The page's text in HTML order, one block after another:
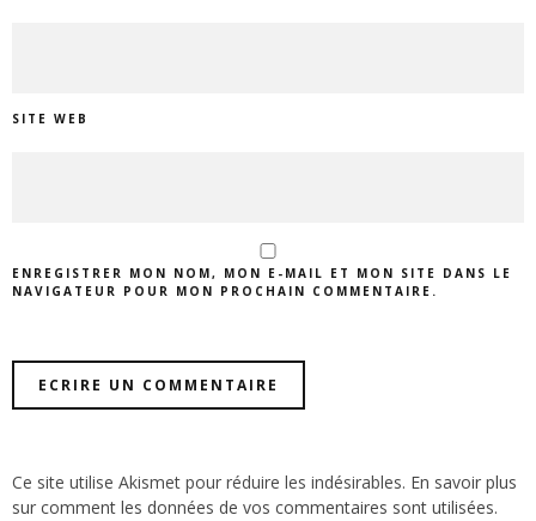
SITE WEB
ENREGISTRER MON NOM, MON E-MAIL ET MON SITE DANS LE
NAVIGATEUR POUR MON PROCHAIN COMMENTAIRE.
Ce site utilise Akismet pour réduire les indésirables. En savoir plus
sur comment les données de vos commentaires sont utilisées.